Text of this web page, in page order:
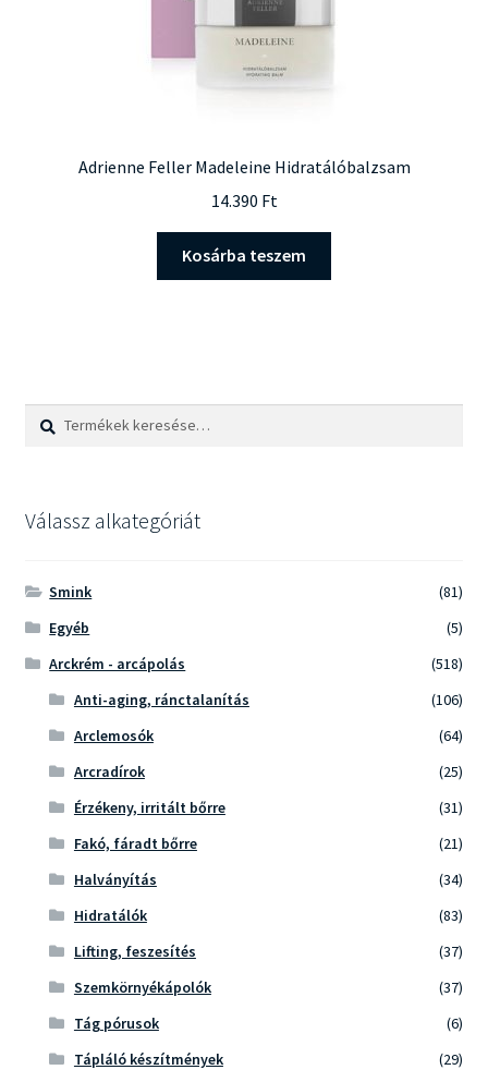
Adrienne Feller Madeleine Hidratálóbalzsam
14.390 Ft
Kosárba teszem
Keresés
Keresés
Válassz alkategóriát
Smink
(81)
Egyéb
(5)
Arckrém - arcápolás
(518)
Anti-aging, ránctalanítás
(106)
Arclemosók
(64)
Arcradírok
(25)
Érzékeny, irritált bőrre
(31)
Fakó, fáradt bőrre
(21)
Halványítás
(34)
Hidratálók
(83)
Lifting, feszesítés
(37)
Szemkörnyékápolók
(37)
Tág pórusok
(6)
Tápláló készítmények
(29)